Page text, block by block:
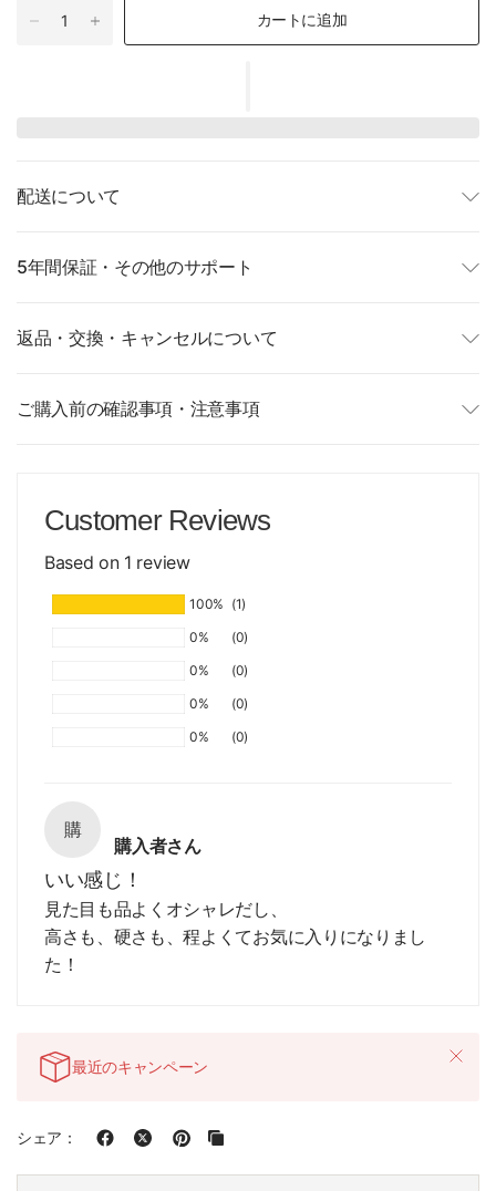
カートに追加
配送について
5年間保証・その他のサポート
返品・交換・キャンセルについて
ご購入前の確認事項・注意事項
Customer Reviews
Based on 1 review
100% (1)
0%
(0)
0%
(0)
0%
(0)
0%
(0)
購
購入者さん
いい感じ！
見た目も品よくオシャレだし、
高さも、硬さも、程よくてお気に入りになりまし
た！
最近のキャンペーン
シェア：